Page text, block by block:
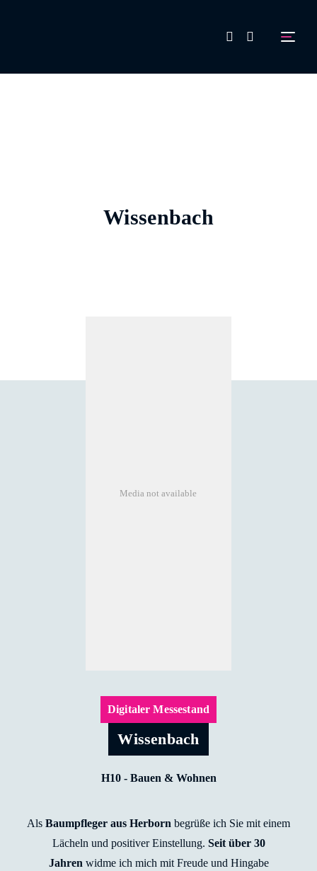
Wissenbach
Digitaler Messestand
Wissenbach
H10 - Bauen & Wohnen
Als Baumpfleger aus Herborn begrüße ich Sie mit einem
Lächeln und positiver Einstellung. Seit über 30
Jahren widme ich mich mit Freude und Hingabe
Media not available